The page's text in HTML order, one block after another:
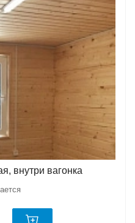
внутри вагонка